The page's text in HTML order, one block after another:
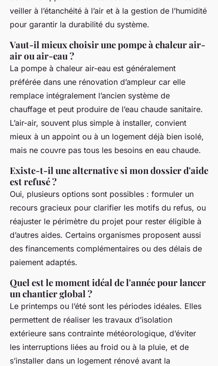
veiller à l’étanchéité à l’air et à la gestion de l’humidité
pour garantir la durabilité du système.
Vaut-il mieux choisir une pompe à chaleur air-
air ou air-eau ?
La pompe à chaleur air-eau est généralement
préférée dans une rénovation d’ampleur car elle
remplace intégralement l’ancien système de
chauffage et peut produire de l’eau chaude sanitaire.
L’air-air, souvent plus simple à installer, convient
mieux à un appoint ou à un logement déjà bien isolé,
mais ne couvre pas tous les besoins en eau chaude.
Existe-t-il une alternative si mon dossier d'aide
est refusé ?
Oui, plusieurs options sont possibles : formuler un
recours gracieux pour clarifier les motifs du refus, ou
réajuster le périmètre du projet pour rester éligible à
d’autres aides. Certains organismes proposent aussi
des financements complémentaires ou des délais de
paiement adaptés.
Quel est le moment idéal de l'année pour lancer
un chantier global ?
Le printemps ou l’été sont les périodes idéales. Elles
permettent de réaliser les travaux d’isolation
extérieure sans contrainte météorologique, d’éviter
les interruptions liées au froid ou à la pluie, et de
s’installer dans un logement rénové avant la